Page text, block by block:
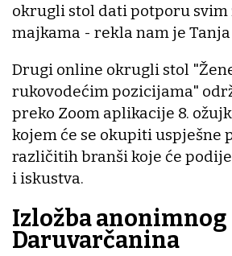
okrugli stol dati potporu svim
majkama - rekla nam je
Drugi online okrugli stol
rukovodećim pozicijama"
preko Zoom aplikacije 8.
kojem će se okupiti uspješne
različitih branši koje će
i iskustva.
Izložba anonimnog
Daruvarčanina